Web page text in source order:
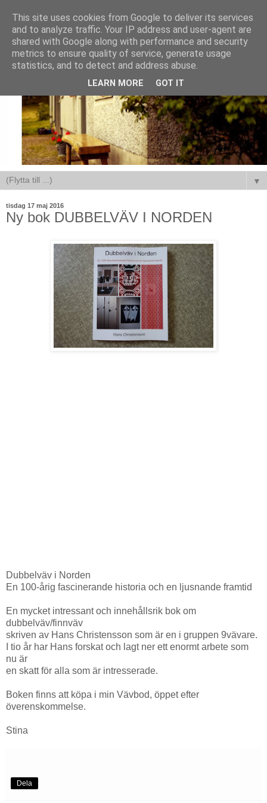
▼
tisdag 17 maj 2016
Ny bok DUBBELVÄV I NORDEN
Dubbelväv i Norden
En 100-årig fascinerande historia och en ljusnande framtid
En mycket intressant och innehållsrik bok om
dubbelväv/finnväv
skriven av Hans Christensson som är en i gruppen 9vävare.
I tio år har Hans forskat och lagt ner ett enormt arbete som
nu är
en skatt för alla som är intresserade.
Boken finns att köpa i min Vävbod, öppet efter
överenskommelse.
Stina
Dela
This site uses cookies from Google to deliver its services
and to analyze traffic. Your IP address and user-agent are
shared with Google along with performance and security
metrics to ensure quality of service, generate usage
statistics, and to detect and address abuse.
LEARN MORE GOT IT